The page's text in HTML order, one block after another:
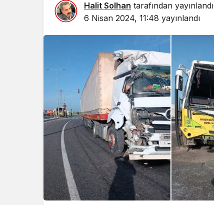
Halit Solhan tarafından yayınlandı
6 Nisan 2024, 11:48 yayınlandı